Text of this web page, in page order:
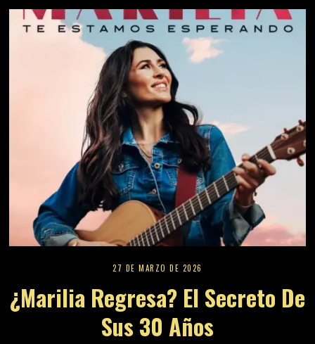
27 DE MARZO DE 2026
¿Marilia Regresa? El Secreto De
Sus 30 Años